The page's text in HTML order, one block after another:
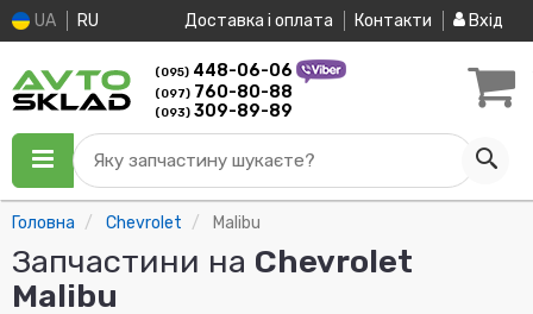
UA RU Доставка і оплата Контакти Вхід
(095) 448-06-06
(097) 760-80-88
(093) 309-89-89
Яку запчастину шукаєте?
Головна Chevrolet Malibu
Запчастини на Chevrolet
Malibu